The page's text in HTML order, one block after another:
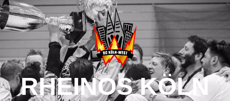
Springe
zum
Inhalt
RHEINOS KÖLN